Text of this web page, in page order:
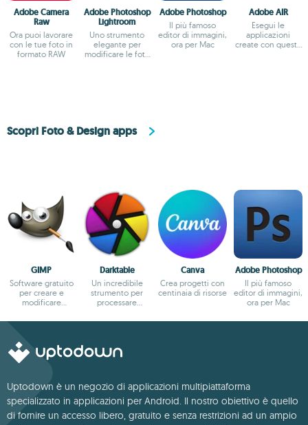
Adobe Camera
Raw
Ora puoi lavorare
con le tue foto in
formato RAW
Adobe Photoshop
Lightroom
Uno strumento
elegante per
modificare le foto
Adobe Photoshop
Il più famoso
editor di immagini,
ora per Mac
Adobe AIR
Esegui le
applicazioni
create con questa
Scopri Foto & Design apps
GIMP
Software gratuito
per creare e
modificare
Darktable
Un incredibile
strumento per
processare
Canva
Crea progetti con
centinaia di risorse
Adobe Photoshop
Il più famoso
editor di immagini,
ora per Mac
Uptodown è un negozio di applicazioni multipiattaforma
specializzato in applicazioni per Android. Il nostro obiettivo è quello
di fornire un accesso libero, gratuito e senza restrizioni ad un ampio